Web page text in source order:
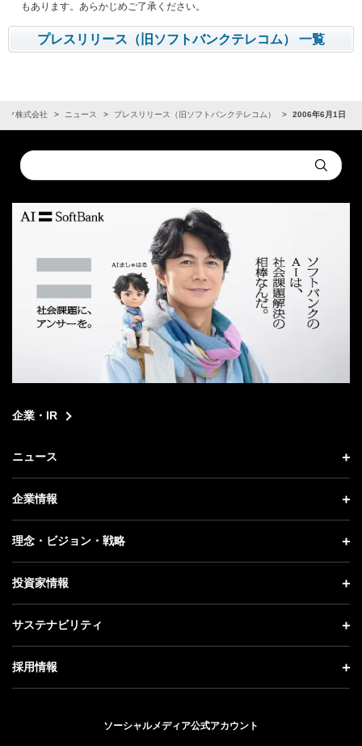
もあります。あらかじめご了承ください。
プレスリリース（旧ソフトバンクテレコム） 一覧
ク株式会社 ニュース プレスリリース（旧ソフトバンクテレコム） 2006年6月1日
Conduct
a
Submit
企業・IR
ニュース
ニュース トップ
プレスリリース
更新情報
記者説明会
企業情報
企業情報 トップ
社長メッセージ
事業紹介
ガバナンス
理念・ビジョン・戦略
理念・ビジョン・戦略 トップ
成長戦略「Activate AI for Society」
人材戦略
投資家情報
投資家情報 トップ
経営方針
サステナビリティ
サステナビリティ トップ
トップメッセージ
ESG方針・体制
採用情報
ソーシャルメディア公式アカウント